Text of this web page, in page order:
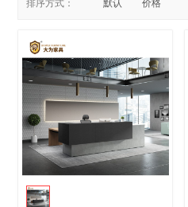
排序方式： 默认 价格